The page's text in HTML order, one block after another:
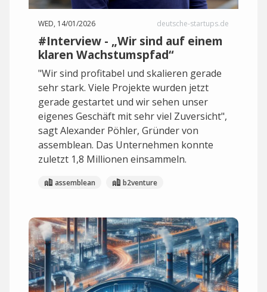
WED, 14/01/2026 deutsche-startups.de
#Interview - „Wir sind auf einem
klaren Wachstumspfad“
"Wir sind profitabel und skalieren gerade
sehr stark. Viele Projekte wurden jetzt
gerade gestartet und wir sehen unser
eigenes Geschäft mit sehr viel Zuversicht",
sagt Alexander Pöhler, Gründer von
assemblean. Das Unternehmen konnte
zuletzt 1,8 Millionen einsammeln.
assemblean b2venture